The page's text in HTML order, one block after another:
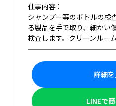
仕事内容：
シャンプー等のボトルの検
る製品を手で取り、細かい
検査します。クリーンルー
詳細を
LINEで